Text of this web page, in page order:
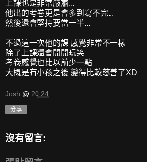
上課也是非常嚴肅...
他出的考卷更是會多到寫不完...
然後還會堅持要當一半...
不過這一次他的課 感覺非常不一樣
除了上課還會開開玩笑
考卷感覺也比以前少一點
大概是有小孩之後 變得比較慈善了XD
Josh @ 20:24
分享
沒有留言: